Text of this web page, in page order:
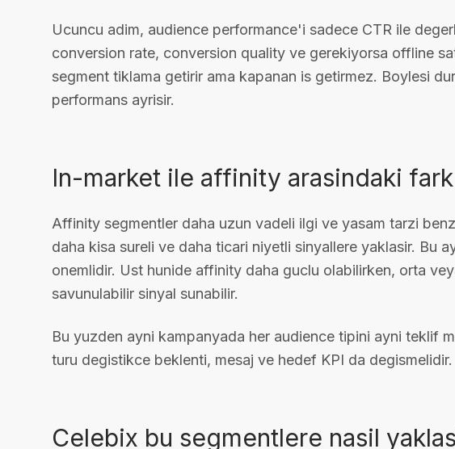
Ucuncu adim, audience performance'i sadece CTR ile
conversion rate, conversion quality ve gerekiyorsa offline
segment tiklama getirir ama kapanan is getirmez. Boylesi
performans ayrisir.
In-market ile affinity arasindaki
Affinity segmentler daha uzun vadeli ilgi ve yasam tarzi
daha kisa sureli ve daha ticari niyetli sinyallere yaklasir. Bu
onemlidir. Ust hunide affinity daha guclu olabilirken, orta
savunulabilir sinyal sunabilir.
Bu yuzden ayni kampanyada her audience tipini ayni teklif
turu degistikce beklenti, mesaj ve hedef KPI da degismelidir.
Celebix bu segmentlere nasil